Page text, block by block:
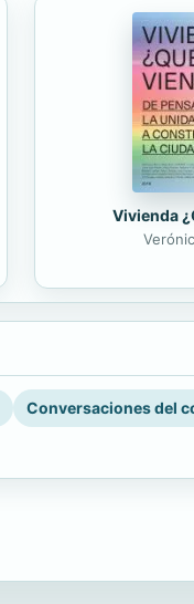
Vivienda
Conversaciones del